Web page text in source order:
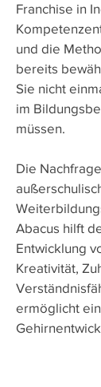
Franchise in
und die
bereits
Sie nicht
im
müssen.
Die
Abacus hilft
Entwicklung
Kreativität,
ermöglicht